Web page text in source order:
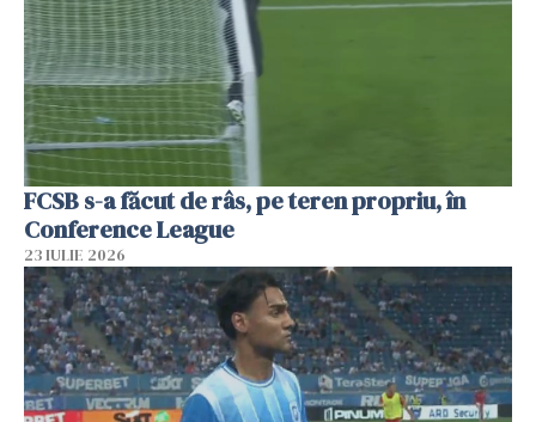
FCSB s-a făcut de râs, pe teren propriu, în
Conference League
23 IULIE 2026